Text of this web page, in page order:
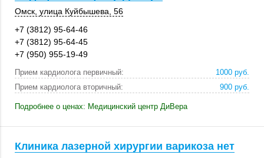
Омск улица Куйбышева, 56
+7 (3812) 95-64-46
+7 (3812) 95-64-45
+7 (950) 955-19-49
Прием кардиолога первичный:
1000 руб.
Прием кардиолога вторичный:
900 руб.
Подробнее о ценах: Медицинский центр ДиВера
Клиника лазерной хирургии варикоза нет